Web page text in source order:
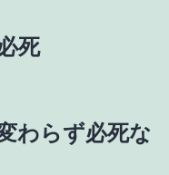
死
わらず必死な